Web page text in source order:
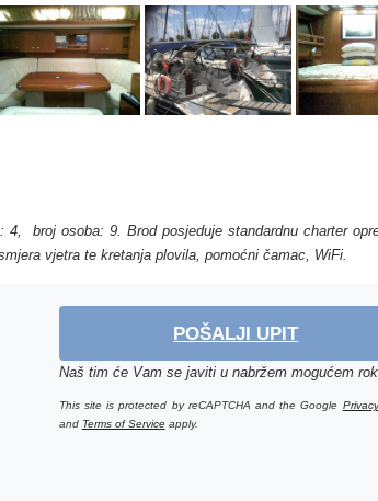
broj osoba: 9. Brod posjeduje standardnu charter
vjetra te kretanja plovila, pomoćni čamac, WiFi.
POŠALJI UPIT
Naš tim će Vam se javiti u nabržem mogućem
This site is protected by reCAPTCHA and the Google
and Terms of Serviceapply.